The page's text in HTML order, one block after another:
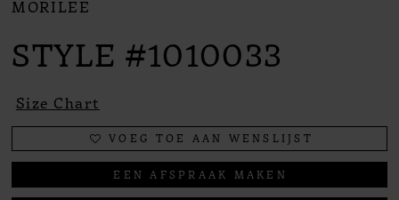
MORILEE
STYLE #1010033
Size Chart
VOEG TOE AAN WENSLIJST
EEN AFSPRAAK MAKEN